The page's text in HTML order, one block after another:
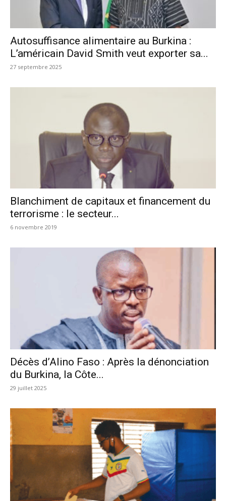
Autosuffisance alimentaire au Burkina :
L’américain David Smith veut exporter sa...
27 septembre 2025
Blanchiment de capitaux et financement du
terrorisme : le secteur...
6 novembre 2019
Décès d’Alino Faso : Après la dénonciation
du Burkina, la Côte...
29 juillet 2025